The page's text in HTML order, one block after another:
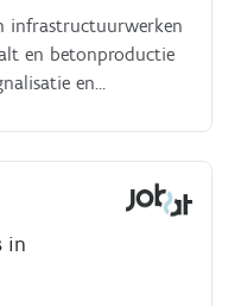
infrastructuurwerken
en betonproductie
en
grote projecten zoals
Dit in een
zodat je werk vlot
in